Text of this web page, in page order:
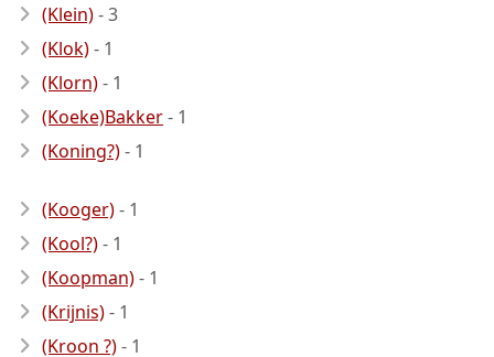
(Klein)- 3
(Klok)- 1
(Klorn)- 1
(Koeke)Bakker- 1
(Koning?)- 1
(Kooger)- 1
(Kool?)- 1
(Koopman)- 1
(Krijnis)- 1
(Kroon ?)- 1